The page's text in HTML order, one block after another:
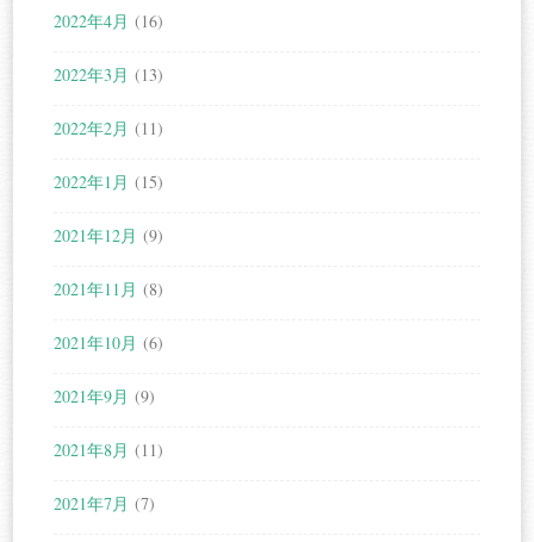
2022年4月 (16)
2022年3月 (13)
2022年2月 (11)
2022年1月 (15)
2021年12月 (9)
2021年11月 (8)
2021年10月 (6)
2021年9月 (9)
2021年8月 (11)
2021年7月 (7)